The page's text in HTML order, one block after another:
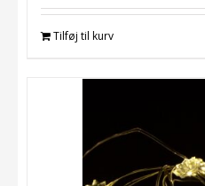
Tilføj til kurv